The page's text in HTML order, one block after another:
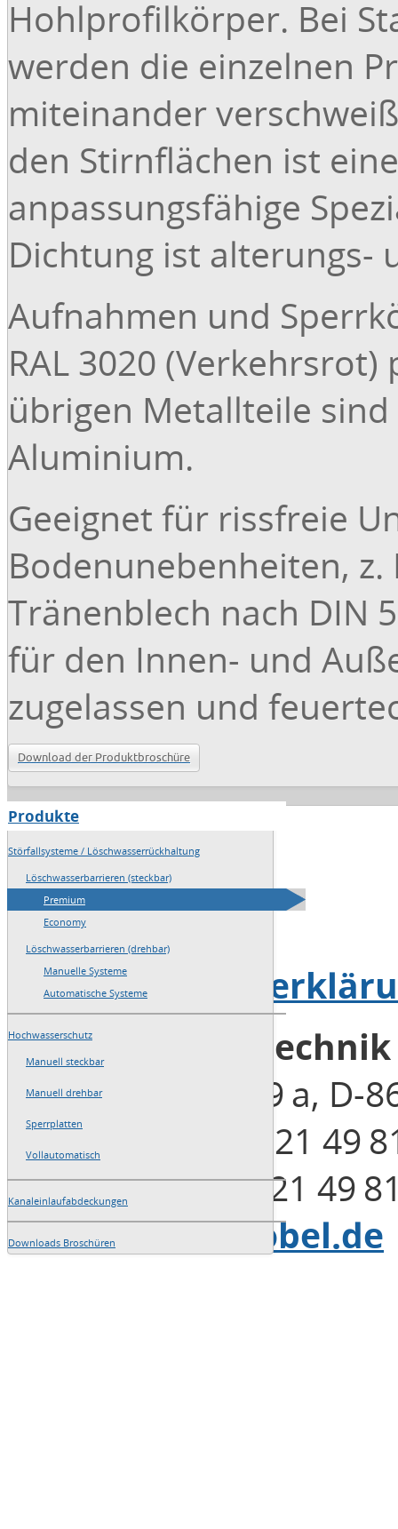
Hohlprofilkörper. Bei
werden die einzelnen
miteinander
den Stirnflächen ist
anpassungsfähige
Dichtung ist alterungs-
Aufnahmen und
RAL 3020
übrigen Metallteile
Aluminium.
Geeignet für rissfreie
Bodenunebenheiten, z.
Tränenblech nach DIN
für den Innen- und
zugelassen und
Download der Produktbroschüre
Produkte
Störfallsysteme / Löschwasserrückhaltung
Löschwasserbarrieren (steckbar)
Premium
Economy
Löschwasserbarrieren (drehbar)
Manuelle Systeme
Automatische Systeme
Hochwasserschutz
Manuell steckbar
Manuell drehbar
Sperrplatten
Vollautomatisch
Kanaleinlaufabdeckungen
Downloads Broschüren
→Home
→Sitemap
→Impressum
→
Blobel Umwelttechnik
Henleinstraße 29 a, D-
Telefon: +49 (0)821 49
Telefax: +49 (0)821 49
E-Mail:info@blobel.de